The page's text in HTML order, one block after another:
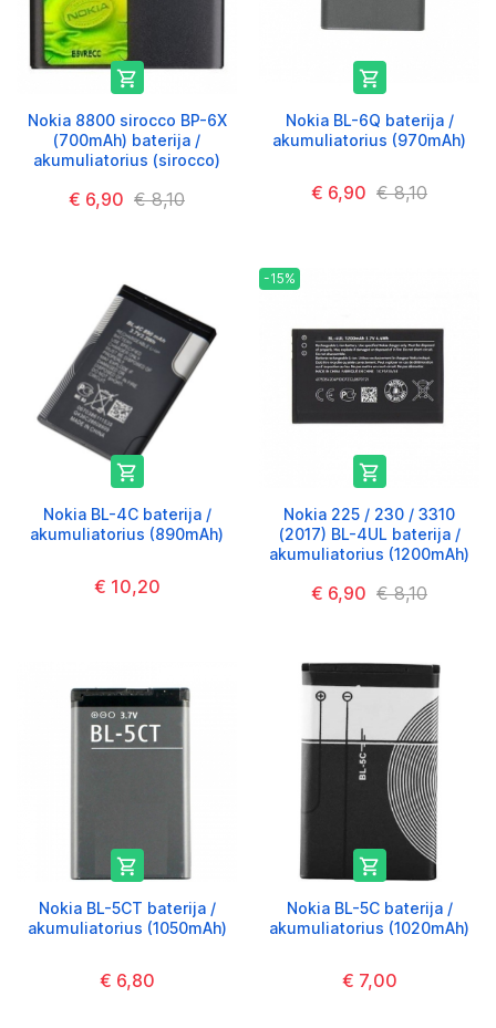

Nokia 8800 sirocco BP-6X
(700mAh) baterija /
akumuliatorius (sirocco)
€ 6,90 € 8,10

Nokia BL-6Q baterija /
akumuliatorius (970mAh)
€ 6,90 € 8,10

Nokia BL-4C baterija /
akumuliatorius (890mAh)
€ 10,20
-15%

Nokia 225 / 230 / 3310
(2017) BL-4UL baterija /
akumuliatorius (1200mAh)
€ 6,90 € 8,10

Nokia BL-5CT baterija /
akumuliatorius (1050mAh)
€ 6,80

Nokia BL-5C baterija /
akumuliatorius (1020mAh)
€ 7,00